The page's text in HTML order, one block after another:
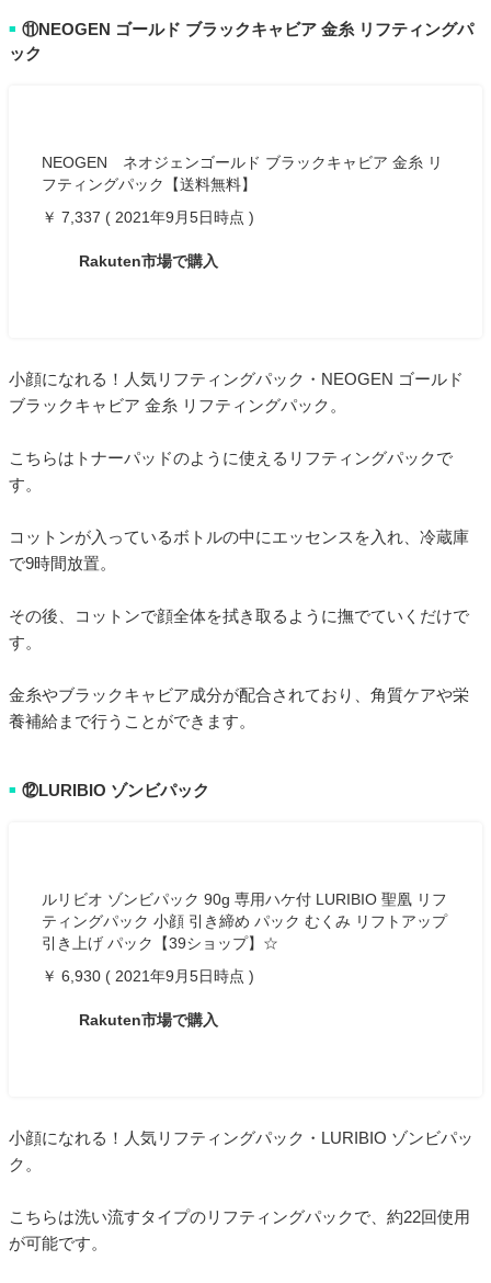
■ ⑪NEOGEN ゴールド ブラックキャビア 金糸 リフティングパ
ック
NEOGEN ネオジェンゴールド ブラックキャビア 金糸 リ
フティングパック【送料無料】
￥ 7,337 ( 2021年9月5日時点 )
Rakuten市場で購入
小顔になれる！人気リフティングパック・NEOGEN ゴールド
ブラックキャビア 金糸 リフティングパック。
こちらはトナーパッドのように使えるリフティングパックで
す。
コットンが入っているボトルの中にエッセンスを入れ、冷蔵庫
で9時間放置。
その後、コットンで顔全体を拭き取るように撫でていくだけで
す。
金糸やブラックキャビア成分が配合されており、角質ケアや栄
養補給まで行うことができます。
■ ⑫LURIBIO ゾンビパック
ルリビオ ゾンビパック 90g 専用ハケ付 LURIBIO 聖凰 リフ
ティングパック 小顔 引き締め パック むくみ リフトアップ
引き上げ パック【39ショップ】☆
￥ 6,930 ( 2021年9月5日時点 )
Rakuten市場で購入
小顔になれる！人気リフティングパック・LURIBIO ゾンビパッ
ク。
こちらは洗い流すタイプのリフティングパックで、約22回使用
が可能です。